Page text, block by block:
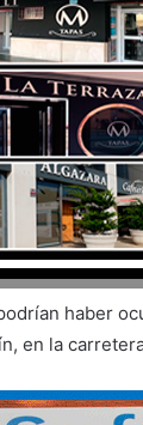
haber
en la